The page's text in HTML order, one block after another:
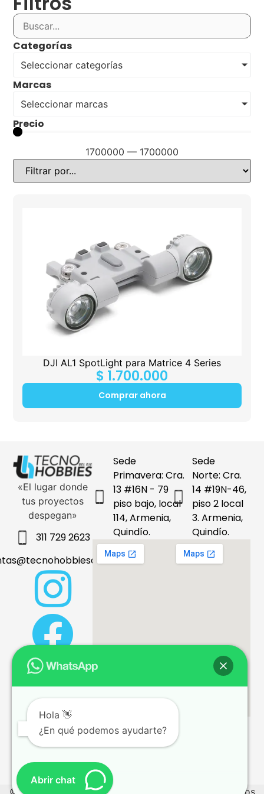
Categorías
Seleccionar categorías
Marcas
Seleccionar marcas
Precio
1700000 — 1700000
DJI AL1 SpotLight para Matrice 4 Series
$ 1.700.000
Comprar ahora
«El lugar donde
tus proyectos
despegan»
311 729 2623
Sede
Primavera: Cra.
13 #16N - 79
piso bajo, local
114, Armenia,
Quindío.
Sede
Norte: Cra.
14 #19N-46,
piso 2 local
3. Armenia,
Quindío.
Términos y condiciones
Hola 👋
¿En qué podemos ayudarte?
Abrir chat